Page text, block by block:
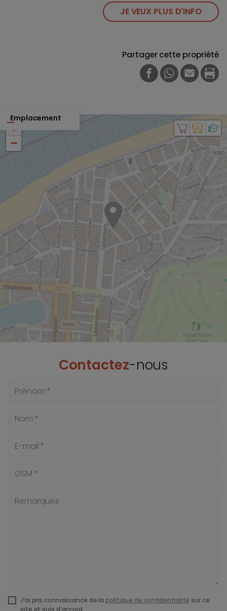
JE VEUX PLUS D'INFO
Partager cette propriété
FACEBOOK
WHATSAPP
E-MAIL
Emplacement
+
−
Contactez-nous
Prénom *
Nom *
E-mail *
GSM *
Remarques
J’ai pris connaissance de la politique de confidentialité sur ce